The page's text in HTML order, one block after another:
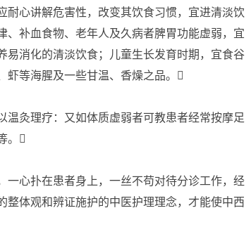
心讲解危害性，改变其饮食习惯，宜进清淡饮
补血食物、老年人及久病者脾胃功能虚弱，宜
易消化的清淡饮食；儿童生长发育时期，宜食谷
虾等海腥及一些甘温、香燥之品。
灸理疗：又如体质虚弱者可教患者经常按摩足
。
心扑在患者身上，一丝不苟对待分诊工作，经
整体观和辨证施护的中医护理理念，才能使中西